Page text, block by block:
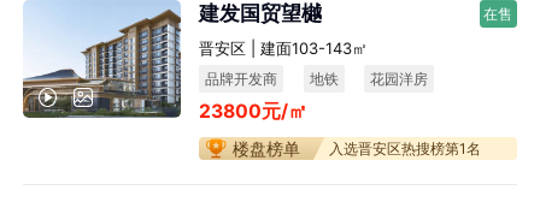
建发国贸望樾 在售
晋安区 | 建面103-143㎡
品牌开发商 地铁 花园洋房
23800元/㎡
楼盘榜单 入选晋安区热搜榜第1名